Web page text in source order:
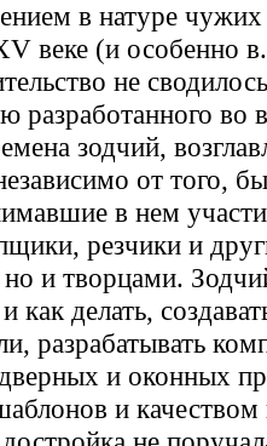
в натуре
веке (и особенно
не
разработанного во
зодчий,
от того,
в нем
резчики и
и творцами.
как делать,
разрабатывать
и оконных
и качеством